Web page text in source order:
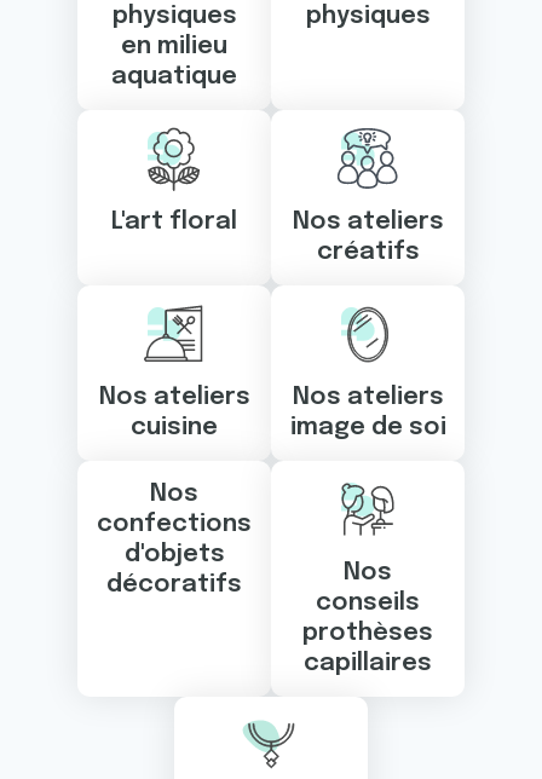
physiques
en milieu
aquatique
physiques
L'art floral
Nos ateliers
créatifs
Nos ateliers
cuisine
Nos ateliers
image de soi
Nos
confections
d'objets
décoratifs
Nos
conseils
prothèses
capillaires